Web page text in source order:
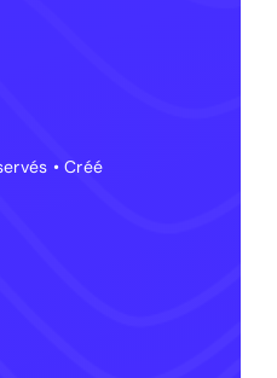
• Créé